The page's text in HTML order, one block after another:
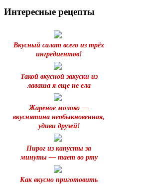
Интересные рецепты
Вкусный салат всего из трёх
ингредиентов!
Такой вкусной закуски из
лаваша я еще не ела
Жареное молоко —
вкуснятина необыкновенная,
удиви друзей!
Пирог из капусты за
минуты — тает во рту
Как вкусно приготовить